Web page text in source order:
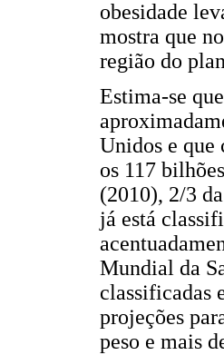
obesidade
mostra que
região do
Estima-se
Unidos e que
os 117
(2010), 2/3
já está
Mundial da
classificadas
projeções
peso e mais